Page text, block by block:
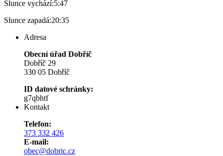
Slunce vychází:5:47
Slunce zapadá:20:35
Adresa
Obecní úřad Dobříč
Dobříč 29
330 05 Dobříč
ID datové schránky:
g7qbhtf
Kontakt
Telefon:
373 332 426
E-mail:
obec@dobric.cz